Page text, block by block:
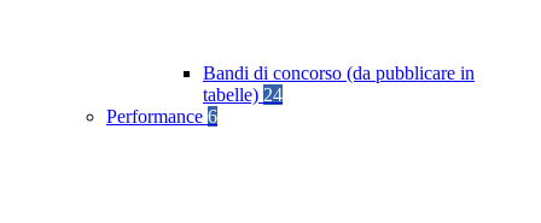
Bandi di concorso (da pubblicare in
tabelle) 24
Performance 6